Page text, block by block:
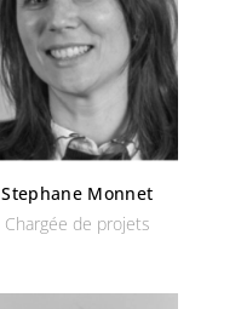
Stephane Monnet
Chargée de projets